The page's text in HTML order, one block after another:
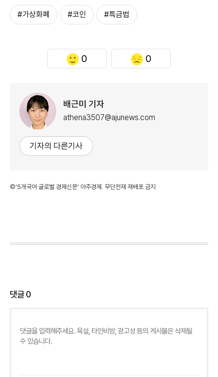
#가상화폐 #코인 #특금법
0 0
배근미 기자
athena3507@ajunews.com
기자의 다른기사
©'5개국어 글로벌 경제신문' 아주경제. 무단전재·재배포 금지
댓글0